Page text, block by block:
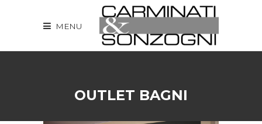
MENU
OUTLET BAGNI